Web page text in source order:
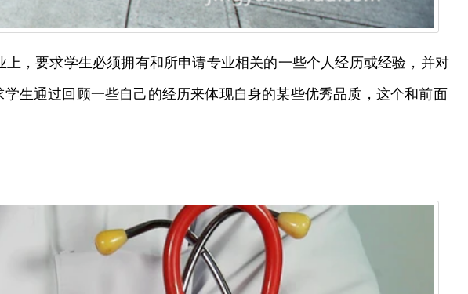
，要求学生必须拥有和所申请专业相关的一些个人经历或经验，并对
生通过回顾一些自己的经历来体现自身的某些优秀品质，这个和前面